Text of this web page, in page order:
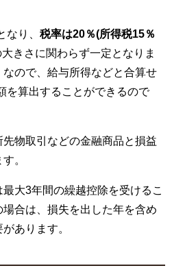
なり、 税率は20％(所得税15％
きさに関わらず一定となりま
ので、給与所得などと合算せ
を算出することができるので
物取引などの金融商品と損益
。
大3年間の繰越控除を受けるこ
合は、損失を出した年を含め
あります。